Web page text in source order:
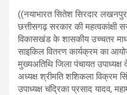
((नयाभारत सितेश सिरदार
छत्तीसगढ़ सरकार की महत्वकांक्षी
विकासखंड के शासकीय उच्चतर
साइकिल वितरण कार्यक्रम का
मुख्यअतिथि जिला पंचायत
अध्यक्ष श्रीमति शशिकला विक्रम
उपाध्यक्ष चंद्रिका प्रसाद यादव,